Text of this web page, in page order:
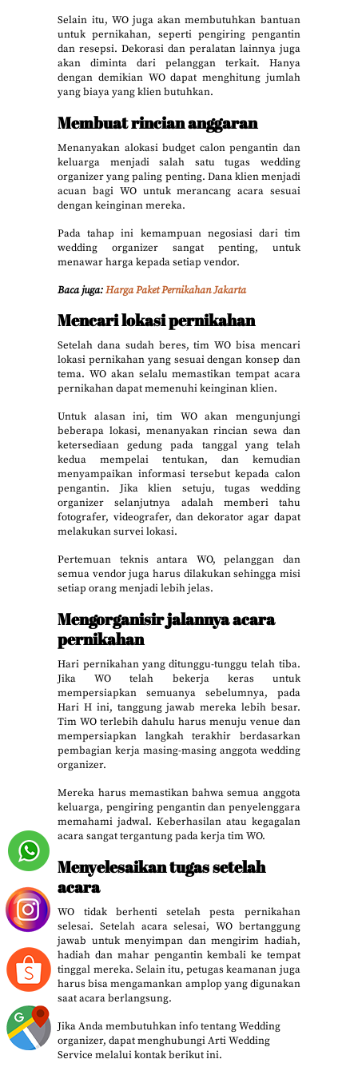
Selain itu, WO juga akan membutuhkan bantuan
untuk pernikahan, seperti pengiring pengantin
dan resepsi. Dekorasi dan peralatan lainnya juga
akan diminta dari pelanggan terkait. Hanya
dengan demikian WO dapat menghitung jumlah
yang biaya yang klien butuhkan.
Membuat rincian anggaran
Menanyakan alokasi budget calon pengantin dan
keluarga menjadi salah satu tugas wedding
organizer yang paling penting. Dana klien menjadi
acuan bagi WO untuk merancang acara sesuai
dengan keinginan mereka.
Pada tahap ini kemampuan negosiasi dari tim
wedding organizer sangat penting, untuk
menawar harga kepada setiap vendor.
Baca juga:Harga Paket Pernikahan Jakarta
Mencari lokasi pernikahan
Setelah dana sudah beres, tim WO bisa mencari
lokasi pernikahan yang sesuai dengan konsep dan
tema. WO akan selalu memastikan tempat acara
pernikahan dapat memenuhi keinginan klien.
Untuk alasan ini, tim WO akan mengunjungi
beberapa lokasi, menanyakan rincian sewa dan
ketersediaan gedung pada tanggal yang telah
kedua mempelai tentukan, dan kemudian
menyampaikan informasi tersebut kepada calon
pengantin. Jika klien setuju, tugas wedding
organizer selanjutnya adalah memberi tahu
fotografer, videografer, dan dekorator agar dapat
melakukan survei lokasi.
Pertemuan teknis antara WO, pelanggan dan
semua vendor juga harus dilakukan sehingga misi
setiap orang menjadi lebih jelas.
Mengorganisir jalannya acara
pernikahan
Hari pernikahan yang ditunggu-tunggu telah tiba.
Jika WO telah bekerja keras untuk
mempersiapkan semuanya sebelumnya, pada
Hari H ini, tanggung jawab mereka lebih besar.
Tim WO terlebih dahulu harus menuju venue dan
mempersiapkan langkah terakhir berdasarkan
pembagian kerja masing-masing anggota wedding
organizer.
Mereka harus memastikan bahwa semua anggota
keluarga, pengiring pengantin dan penyelenggara
memahami jadwal. Keberhasilan atau kegagalan
acara sangat tergantung pada kerja tim WO.
Menyelesaikan tugas setelah
acara
WO tidak berhenti setelah pesta pernikahan
selesai. Setelah acara selesai, WO bertanggung
jawab untuk menyimpan dan mengirim hadiah,
hadiah dan mahar pengantin kembali ke tempat
tinggal mereka. Selain itu, petugas keamanan juga
harus bisa mengamankan amplop yang digunakan
saat acara berlangsung.
Jika Anda membutuhkan info tentang Wedding
organizer, dapat menghubungi Arti Wedding
Service melalui kontak berikut ini.